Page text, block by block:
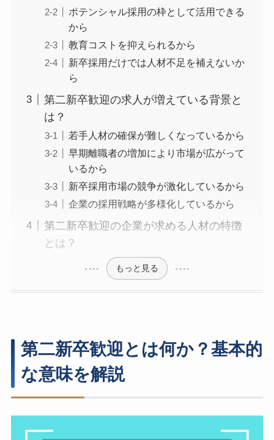
ポテンシャル採用の枠として活用できる
から
教育コストを抑えられるから
新卒採用だけでは人材不足を補えないか
ら
第二新卒歓迎の求人が増えている背景と
は？
若手人材の確保が難しくなっているから
早期離職者の増加により市場が広がって
いるから
新卒採用市場の競争が激化しているから
企業の採用戦略が多様化しているから
第二新卒歓迎の企業が求める人材の特徴
とは？
もっと見る
第二新卒歓迎とは何か？基本的
な意味を解説